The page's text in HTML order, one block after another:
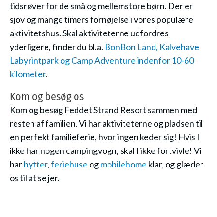
tidsrøver for de små og mellemstore børn. Der er
sjov og mange timers fornøjelse i vores populære
aktivitetshus. Skal aktiviteterne udfordres
yderligere, finder du bl.a. BonBon Land, Kalvehave
Labyrintpark og Camp Adventure indenfor 10-60
kilometer.
Kom og besøg os
Kom og besøg Feddet Strand Resort sammen med
resten af familien. Vi har aktiviteterne og pladsen til
en perfekt familieferie, hvor ingen keder sig! Hvis I
ikke har nogen campingvogn, skal I ikke fortvivle! Vi
harhytter,feriehuse ogmobilehome klar, og glæder
os til at se jer.